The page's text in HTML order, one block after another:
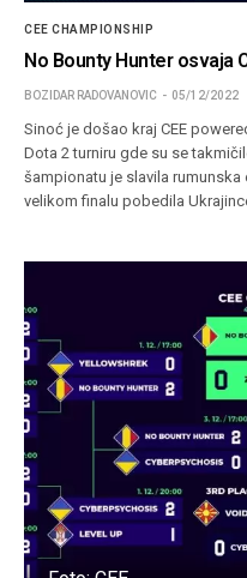
CEE CHAMPIONSHIP
No Bounty Hunter osvaja
BOZIDAR RADOVANOVIC 05/12/2022
Sinoć je došao kraj CEE
Dota 2 turniru gde su se
šampionatu je slavila rumunska
velikom finalu pobedila